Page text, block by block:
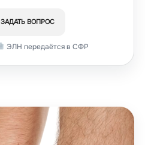
ЗАДАТЬ ВОПРОС
ЭЛН передаётся в СФР